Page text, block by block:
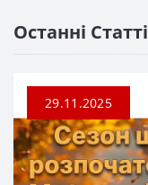
Останні Статті
29.11.2025